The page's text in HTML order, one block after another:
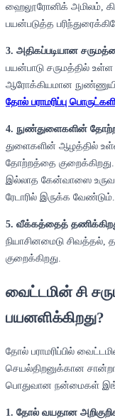
ஹைலூரோனிக் அமிலம்,
பயன்படுத்த
3. அதிகப்படியான
பயன்பாடு சருமத்தில் உள்ள
ஆரோக்கியமான
தோல் பராமரிப்பு
4. நுண்துளைகளின்
துளைகளின் ஆழத்தில்
தோற்றத்தை
இல்லாத கேன்வாஸை
ரேடாரில் இருக்க வேண்டும்.
5. வீக்கத்தைத்
நியாசினமைடு சிவத்தல்,
குறைக்கிறது.
வைட்டமின் சி
பயனளிக்கிறது?
தோல் பராமரிப்பில்
செயல்திறனுக்கான
பொதுவான நன்மைகள்
1. தோல் வயதான